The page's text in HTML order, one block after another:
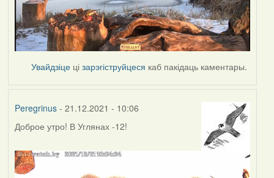
Увайдзіце цізарэгіструйцеся каб пакідаць каментары.
Peregrinus- 21.12.2021 - 10:06
Доброе утро! В Углянах -12!